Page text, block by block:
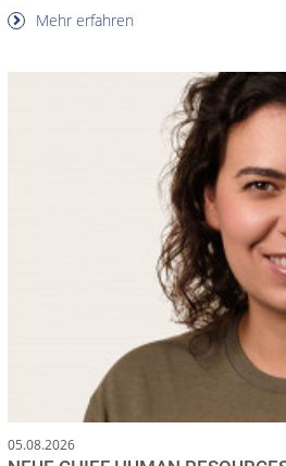
Mehr erfahren
05.08.2026